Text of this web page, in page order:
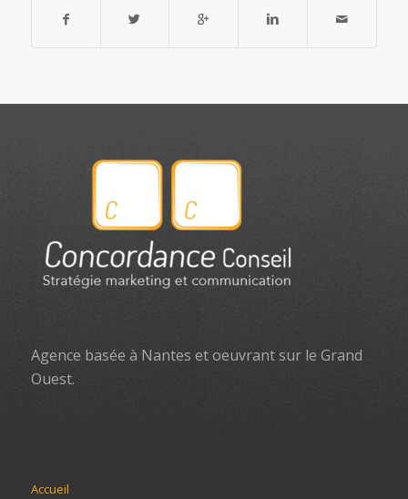
Agence basée à Nantes et oeuvrant sur le Grand
Ouest.
Accueil